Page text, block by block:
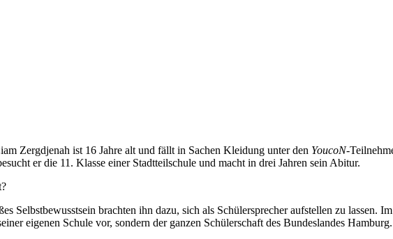
Zergdjenah ist 16 Jahre alt und fällt in Sachen Kleidung unter den YoucoN-
er die 11. Klasse einer Stadtteilschule und macht in drei Jahren sein Abitur.
Selbstbewusstsein brachten ihn dazu, sich als Schülersprecher aufstellen zu
eigenen Schule vor, sondern der ganzen Schülerschaft des Bundeslandes Hamburg.